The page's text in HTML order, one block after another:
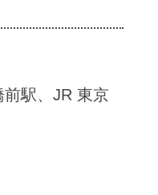
前駅、JR 東京